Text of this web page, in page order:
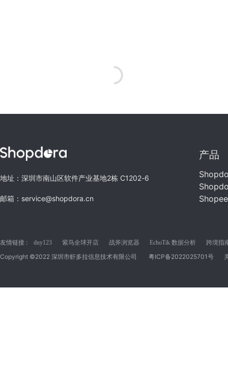
地址：深圳市南山区软件产业基地2栋 C1202-6
邮箱：service@shopdora.cn
产品
友情链接 : dny123 紫鸟全球开店 战斧浏览器 EchoTik 数据分析 跨境指
Copyright ©2022 深圳市虾多拉信息技术有限公司 粤ICP备2022025701号